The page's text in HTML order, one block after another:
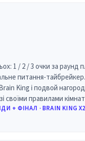
1 / 2 / 3 очки за раунд
питання-
King і подвой
своїми правилами
+ ФІНАЛ · BRAIN KING